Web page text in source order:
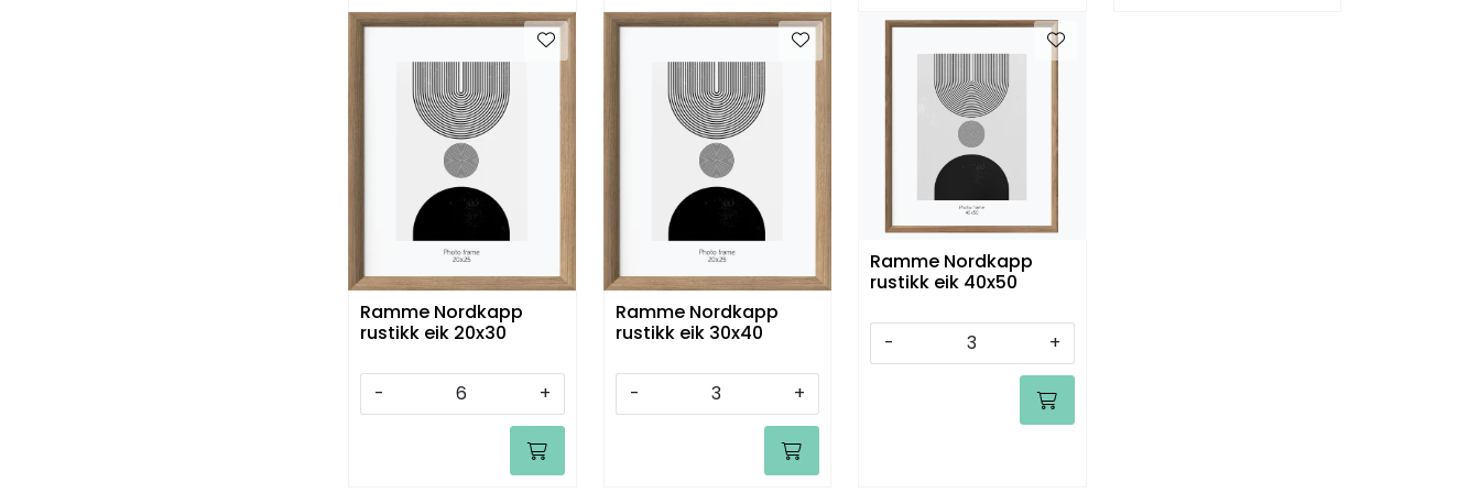
Ramme Nordkapp
rustikk eik 20x30
- +
Ramme Nordkapp
rustikk eik 30x40
- +
Ramme Nordkapp
rustikk eik 40x50
- +